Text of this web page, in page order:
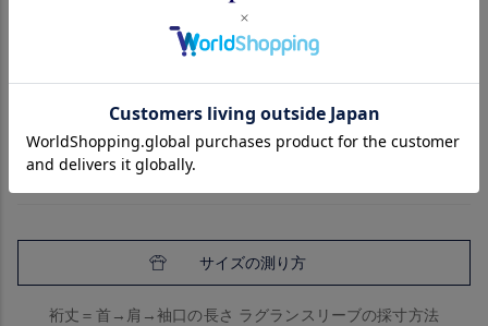
詳細
51
サイズの測り方
裄丈＝首→肩→袖口の長さ ラグランスリーブの採寸方法